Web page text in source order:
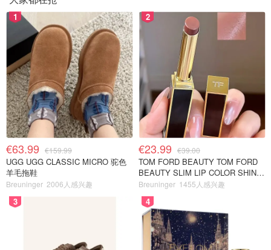
1
€63.99 €159.99
UGG UGG CLASSIC MICRO 驼色
羊毛拖鞋
Breuninger 2006人感兴趣
2
€23.99 €39.00
TOM FORD BEAUTY TOM FORD
BEAUTY SLIM LIP COLOR SHINE
口红 open back色
Breuninger 1455人感兴趣
3 4